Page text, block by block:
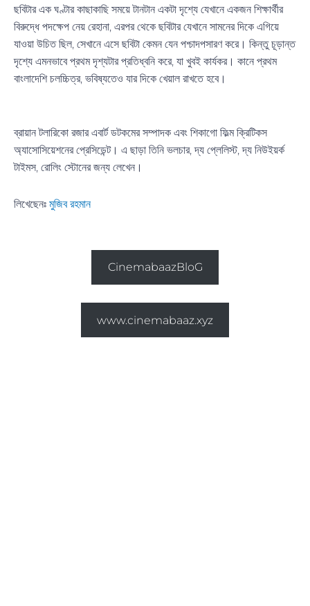
ছবিটার এক ঘণ্টার কাছাকাছি সময়ে টানটান একটা দৃশ্যে যেখানে একজন শিক্ষার্থীর
বিরুদ্ধে পদক্ষেপ নেয় রেহানা, এরপর থেকে ছবিটার যেখানে সামনের দিকে এগিয়ে
যাওয়া উচিত ছিল, সেখানে এসে ছবিটা কেমন যেন পশ্চাদপসারণ করে। কিন্তু চূড়ান্ত
দৃশ্যে এমনভাবে প্রথম দৃশ্যটার প্রতিধ্বনি করে, যা খুবই কার্যকর। কানে প্রথম
বাংলাদেশি চলচ্চিত্র, ভবিষ্যতেও যার দিকে খেয়াল রাখতে হবে।
ব্রায়ান টলারিকো রজার এবার্ট ডটকমের সম্পাদক এবং শিকাগো ফিল্ম ক্রিটিকস
অ্যাসোসিয়েশনের প্রেসিডেন্ট। এ ছাড়া তিনি ভলচার, দ্য প্লেলিস্ট, দ্য নিউইয়র্ক
টাইমস, রোলিং স্টোনের জন্য লেখেন।
লিখেছেনঃ মুজিব রহমান
CinemabaazBloG
www.cinemabaaz.xyz